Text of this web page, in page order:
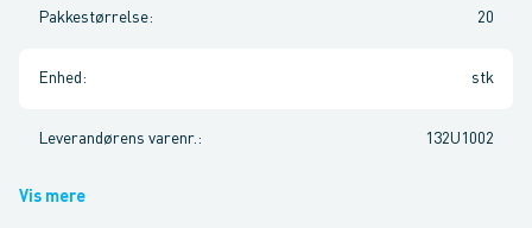
Pakkestørrelse: 20
Enhed : stk
Leverandørens varenr. : 132U1002
Vis mere